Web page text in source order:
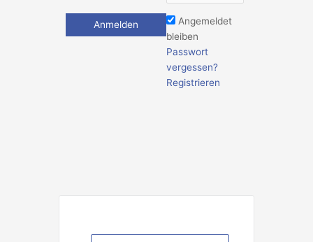
Angemeldet
bleiben
Passwort
vergessen?
Registrieren